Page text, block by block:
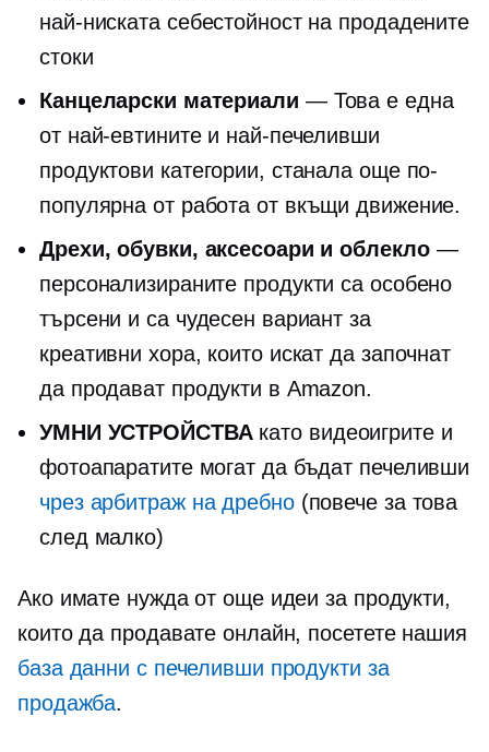
най-ниската себестойност на продадените
стоки
Канцеларски материали — Това е една
от най-евтините и най-печеливши
продуктови категории, станала още по-
популярна от работа от вкъщи движение.
Дрехи, обувки, аксесоари и облекло—
персонализираните продукти са особено
търсени и са чудесен вариант за
креативни хора, които искат да започнат
да продават продукти в Amazon.
УМНИ УСТРОЙСТВАкато видеоигрите и
фотоапаратите могат да бъдат печеливши
чрез арбитраж на дребно(повече за това
след малко)
Ако имате нужда от още идеи за продукти,
които да продавате онлайн, посетете нашия
база данни с печеливши продукти за
продажба.